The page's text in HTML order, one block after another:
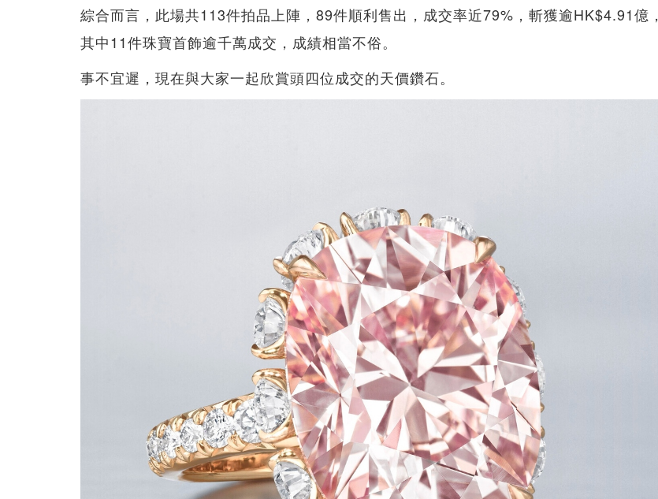
綜合而言，此場共113件拍品上陣，89件順利售出，成交率近79%，斬獲逾HK$4.91億，
其中11件珠寶首飾逾千萬成交，成績相當不俗。
事不宜遲，現在與大家一起欣賞頭四位成交的天價鑽石。